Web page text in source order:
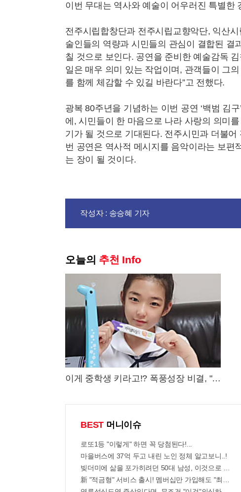
이번 무대는 역사와 예술이 어우러진 특별한
전주시립합창단과 전주시립교향악단, 익산
술인들의 역량과 시민들의 관심이 결합된 결
칠 것으로 보인다. 공연을 준비한 예술감독
일은 매우 의미 있는 작업이며, 관객들이 그
를 함께 체감할 수 있길 바란다”고 전했다.
광복 80주년을 기념하는 이번 공연 ‘백범 김
에, 시민들이 한 마음으로 나라 사랑의 의미
기가 될 것으로 기대된다. 전주시민과 더불
번 공연은 역사적 메시지를 음악이라는 보편
는 장이 될 것이다.
작성자 : 송승혜 기자
오늘의 추천 Info
이게 중학생 키라고!? 폭풍성장 비결, "이
BEST 머니이슈
로또1등 "이렇게" 하면 꼭 당첨된다!...
마을버스에 37억 두고 내린 노인 정체 알고보니..!
빚더미에 삶을 포가히려던 50대 남성, 이것으로 인생
新 "적금형" 서비스 출시! 멤버십만 가입해도 "최신가